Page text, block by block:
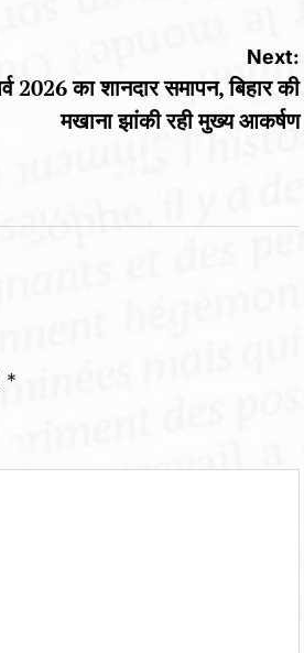
Next:
2026 का शानदार समापन, बिहार की
मखाना झांकी रही मुख्य आकर्षण
*